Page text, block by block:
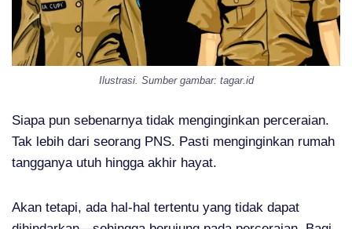
Ilustrasi. Sumber gambar: tagar.id
Siapa pun sebenarnya tidak menginginkan perceraian.
Tak lebih dari seorang PNS. Pasti menginginkan rumah
tangganya utuh hingga akhir hayat.
Akan tetapi, ada hal-hal tertentu yang tidak dapat